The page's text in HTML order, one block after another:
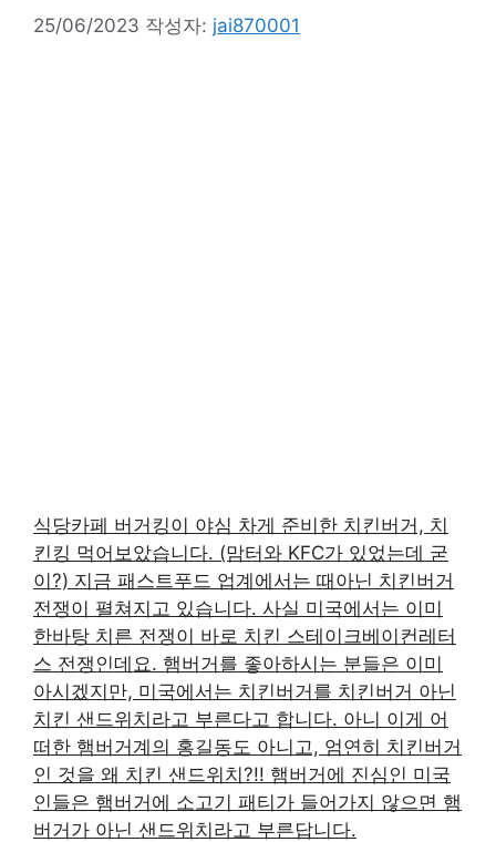
25/06/2023 작성자: jai870001
식당카페 버거킹이 야심 차게 준비한 치킨버거, 치
킨킹 먹어보았습니다. (맘터와 KFC가 있었는데 굳
이?) 지금 패스트푸드 업계에서는 때아닌 치킨버거
전쟁이 펼쳐지고 있습니다. 사실 미국에서는 이미
한바탕 치른 전쟁이 바로 치킨 스테이크베이컨레터
스 전쟁인데요. 햄버거를 좋아하시는 분들은 이미
아시겠지만, 미국에서는 치킨버거를 치킨버거 아닌
치킨 샌드위치라고 부른다고 합니다. 아니 이게 어
떠한 햄버거계의 홍길동도 아니고, 엄연히 치킨버거
인 것을 왜 치킨 샌드위치?!! 햄버거에 진심인 미국
인들은 햄버거에 소고기 패티가 들어가지 않으면 햄
버거가 아닌 샌드위치라고 부른답니다.